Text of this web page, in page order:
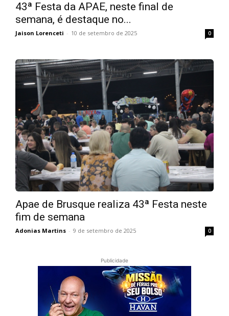
43ª Festa da APAE, neste final de
semana, é destaque no...
Jaison Lorenceti - 10 de setembro de 2025 0
Apae de Brusque realiza 43ª Festa neste
fim de semana
Adonias Martins - 9 de setembro de 2025 0
Publicidade